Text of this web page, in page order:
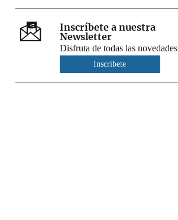
Inscríbete a nuestra
Newsletter
Disfruta de todas las novedades
Inscríbete